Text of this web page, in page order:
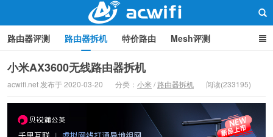
路由器评测 路由器拆机 特价路由 Mesh评测
路由器设置 软路由 路由器刷机
中继/桥接 WIFI周边产品 光猫 疑问集 关于本站
小米AX3600无线路由器拆机
acwifi.net 发布于 2020-03-20 分类： 小米 / 路由器拆机 阅读(233195)